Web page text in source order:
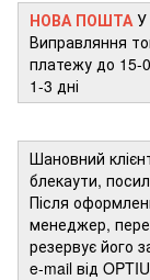
НОВА ПОШТА
Виправляння
платежу до 15-
1-3 дні
Шановний
блекаути,
Після
менеджер,
резервує його
e-mail від